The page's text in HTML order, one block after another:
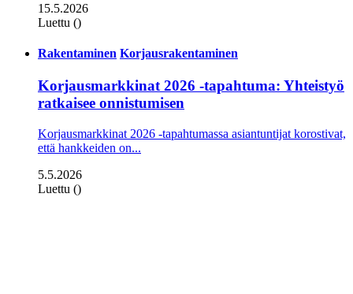
15.5.2026
Luettu ()
Rakentaminen Korjausrakentaminen
Korjausmarkkinat 2026 -tapahtuma: Yhteistyö
ratkaisee onnistumisen
Korjausmarkkinat 2026 -tapahtumassa asiantuntijat korostivat,
että hankkeiden on...
5.5.2026
Luettu ()